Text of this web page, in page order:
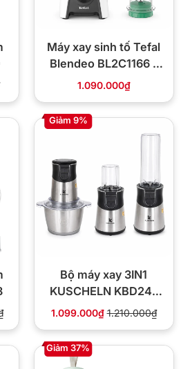
Máy xay sinh tố Tefal
Blendeo BL2C1166 –
450W, 1.25L
1.090.000₫
Giảm 9%
Bộ máy xay 3IN1
KUSCHELN KBD24-
3P
1.099.000₫ 1.210.000₫
Giảm 37%